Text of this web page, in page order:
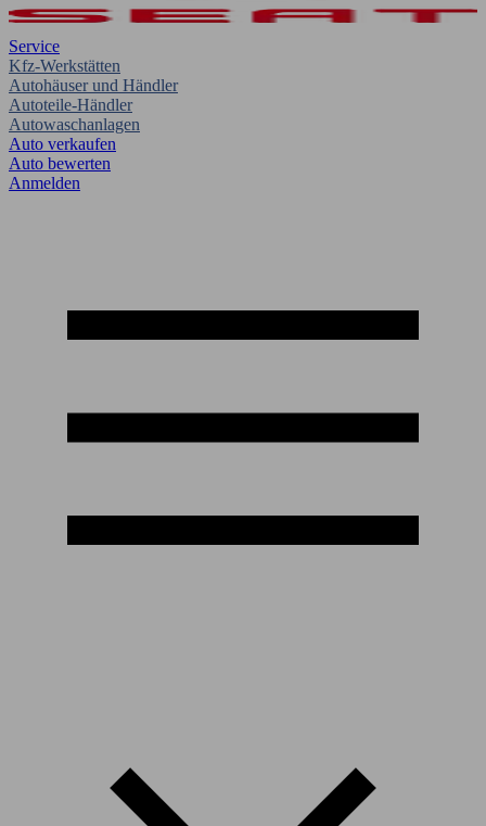
Service
Kfz-Werkstätten
Autohäuser und Händler
Autoteile-Händler
Autowaschanlagen
Auto verkaufen
Auto bewerten
Anmelden